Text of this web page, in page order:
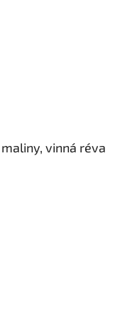
vinná réva